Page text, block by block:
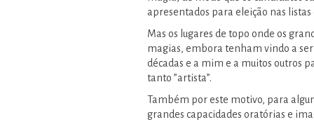
apresentados para eleição nas
Mas os lugares de topo onde os
magias, embora tenham vindo a
décadas e a mim e a muitos outros
tanto ”artista”.
Também por este motivo, para
grandes capacidades oratórias e